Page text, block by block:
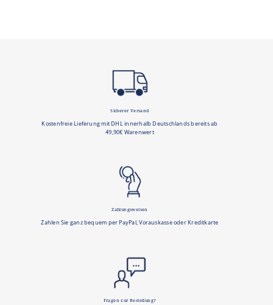
Sicherer Versand
Kostenfreie Lieferung mit DHL innerhalb Deutschlands bereits ab
49,90€ Warenwert
Zahlungsweisen
Zahlen Sie ganz bequem per PayPal, Vorauskasse oder Kreditkarte
Fragen zur Bestellung?